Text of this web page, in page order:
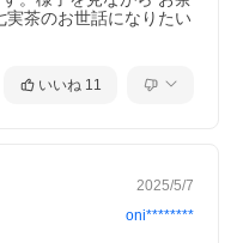
茶のお世話になりたい
いいね 11
2025/5/7
oni********